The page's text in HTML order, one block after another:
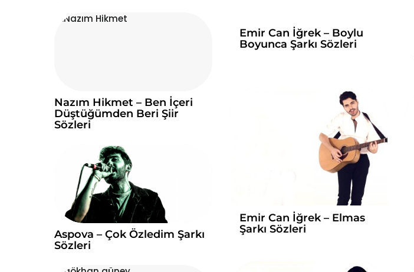
Emir Can İğrek – Boylu
Boyunca Şarkı Sözleri
Emir Can İğrek – Elmas
Şarkı Sözleri
Nazım Hikmet – Ben İçeri
Düştüğümden Beri Şiir
Sözleri
Aspova – Çok Özledim Şarkı
Sözleri